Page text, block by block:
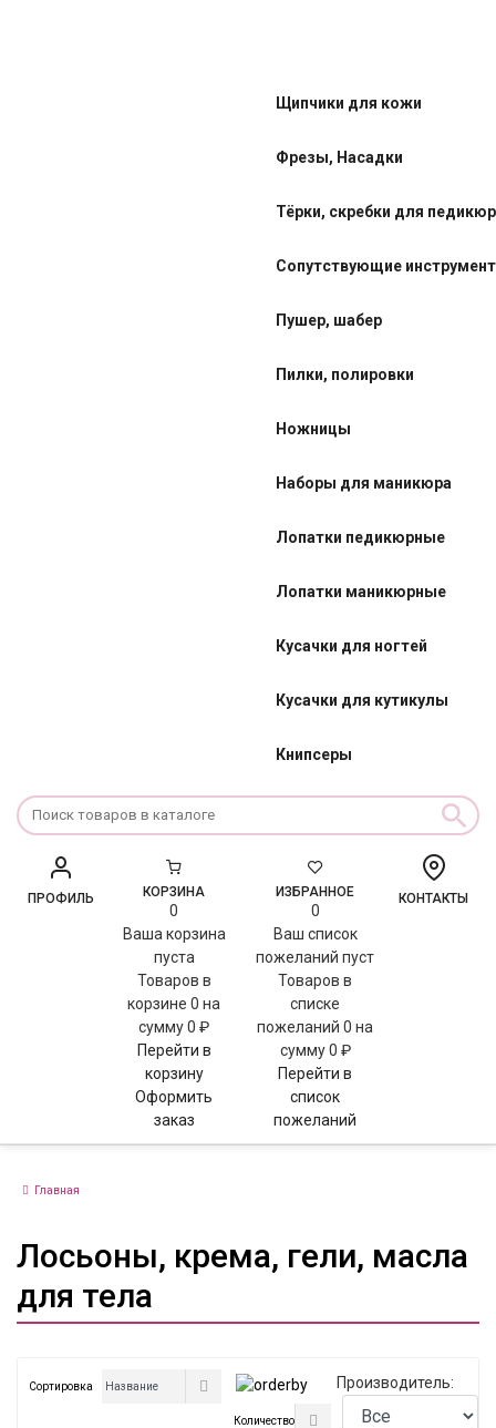
Щипчики для кожи
Фрезы, Насадки
Тёрки, скребки для
Сопутствующие
Пушер, шабер
Пилки, полировки
Ножницы
Наборы для маникюра
Лопатки педикюрные
Лопатки маникюрные
Кусачки для ногтей
Кусачки для кутикулы
Книпсеры
ПРОФИЛЬ КОРЗИНА
0
Ваша корзина
пуста
Товаров в
корзине0на
сумму0 ₽
Перейти в
корзину
Оформить
заказ
ИЗБРАННОЕ
0
Ваш список
пожеланий пуст
Товаров в
списке
пожеланий0на
сумму0 ₽
Перейти в
список
пожеланий
КОНТАКТЫ
Главная
Лосьоны, крема, гели, масла
для тела
Сортировка
Количество
Производитель: